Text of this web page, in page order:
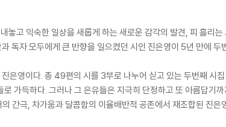
놓고 익숙한 일상을 새롭게 하는 새로운 감각의 발견, 피 흘리
독자 모두에게 큰 반향을 일으켰던 시인 진은영이 5년 만에 두
은영이다. 총 49편의 시를 3부로 나누어 싣고 있는 두번째 시
가득하다. 그러나 그 은유들은 지극히 단정하고 또 아름답기
간극, 차가움과 달콤함의 이율배반적 공존에서 재조합된 진